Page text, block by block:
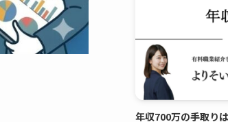
年収700万の手取り